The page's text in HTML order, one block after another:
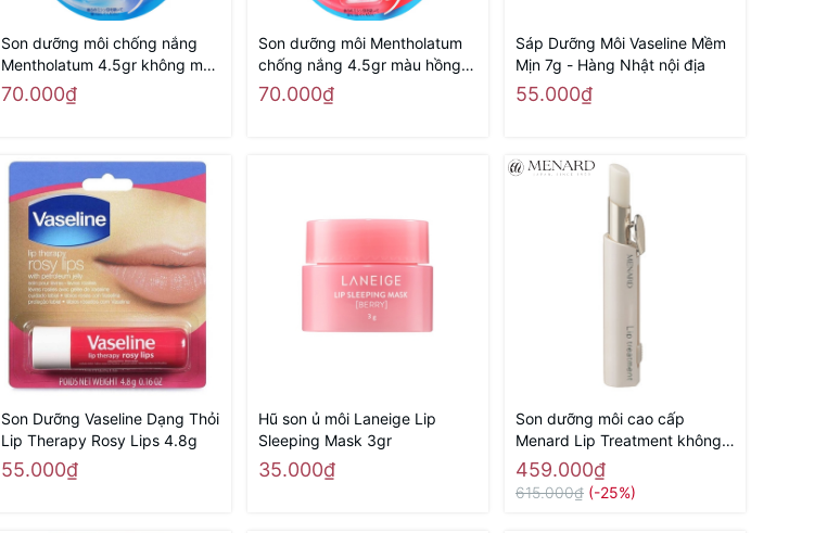
Son dưỡng môi chống nắng
Mentholatum 4.5gr không màu
- Hàng Nhật nội địa
70.000₫
Son dưỡng môi Mentholatum
chống nắng 4.5gr màu hồng -
Hàng Nhật nội địa
70.000₫
Sáp Dưỡng Môi Vaseline Mềm
Mịn 7g - Hàng Nhật nội địa
55.000₫
Son Dưỡng Vaseline Dạng Thỏi
Lip Therapy Rosy Lips 4.8g
55.000₫
Hũ son ủ môi Laneige Lip
Sleeping Mask 3gr
35.000₫
Son dưỡng môi cao cấp
Menard Lip Treatment không
màu hương bạc hà 3,2g (C) -
Hàng Nhật nội địa
459.000₫
615.000₫ (-25%)